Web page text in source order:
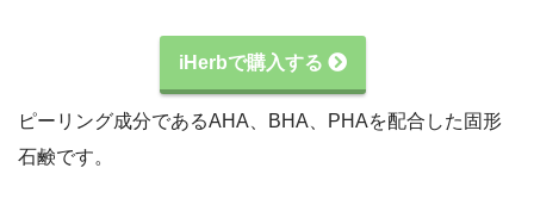
iHerbで購入する
ピーリング成分であるAHA、BHA、PHAを配合した固形
石鹸です。